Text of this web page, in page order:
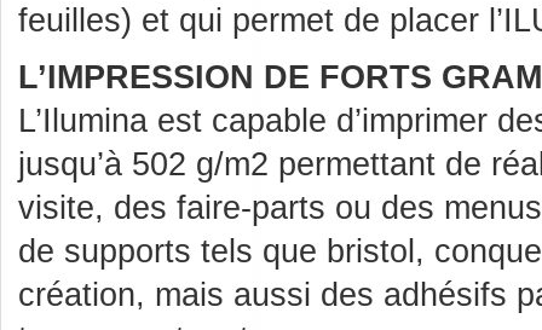
feuilles) et qui permet de placer
L’IMPRESSION DE FORTS
L’Ilumina est capable d’imprimer
jusqu’à 502 g/m2 permettant de
visite, des faire-parts ou des
de supports tels que bristol,
création, mais aussi des adhésifs